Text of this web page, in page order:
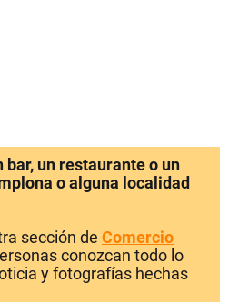
bar, un restaurante o un
o alguna localidad
sección de Comercio
conozcan todo lo
y fotografías hechas